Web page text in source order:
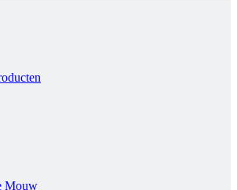
lange mouwen TEMPS | PASSION
| Maat: 0/XXS